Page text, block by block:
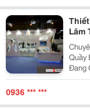
Lãm
Quầy Booth Hotline: 0936
Đang
Hàng
0936 *** ***